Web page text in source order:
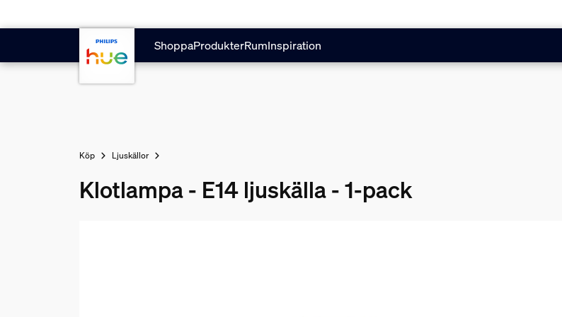
ShoppaProdukterRumInspiration
Köp Ljuskällor
Klotlampa - E14 ljuskälla - 1-pack